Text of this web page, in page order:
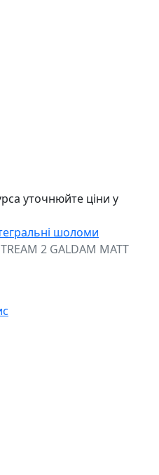
уточнюйте ціни у
шоломи
2 GALDAM MATT